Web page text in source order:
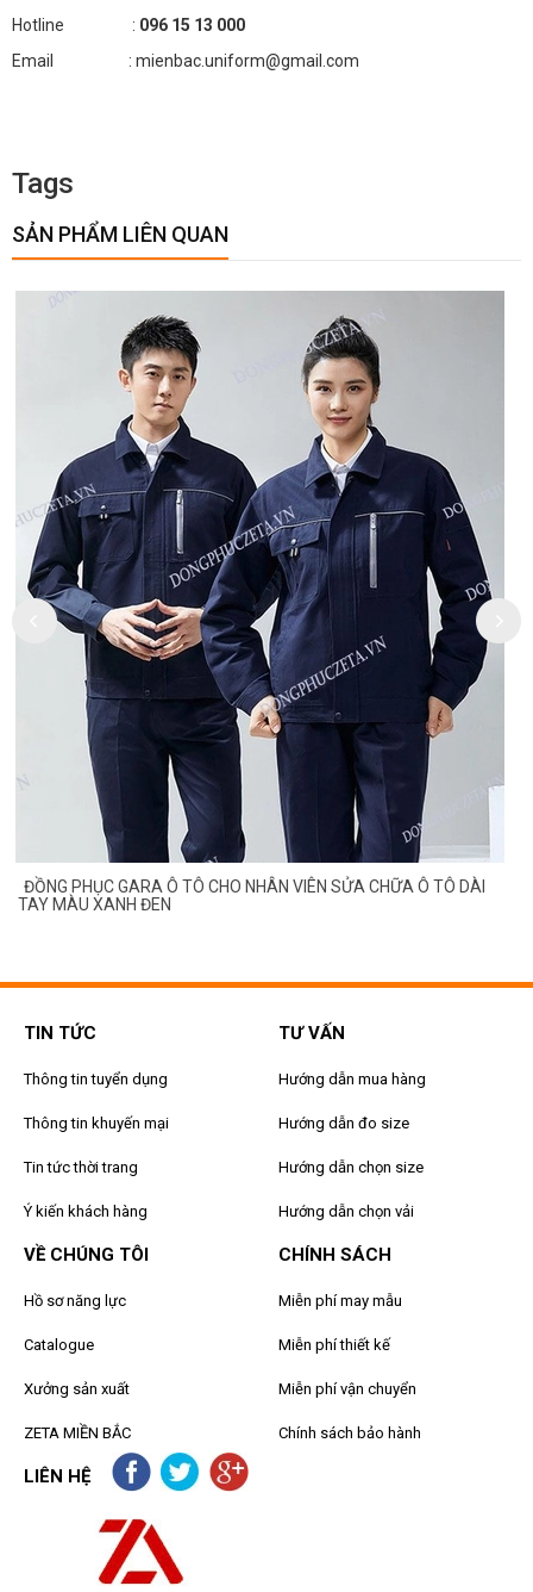
Hotline : 096 15 13 000
Email : mienbac.uniform@gmail.com
Tags
SẢN PHẨM LIÊN QUAN
ĐỒNG PHỤC GARA Ô TÔ CHO NHÂN VIÊN SỬA CHỮA Ô TÔ DÀI
TAY MÀU XANH ĐEN
TIN TỨC
Thông tin tuyển dụng
Thông tin khuyến mại
Tin tức thời trang
Ý kiến khách hàng
TƯ VẤN
Hướng dẫn mua hàng
Hướng dẫn đo size
Hướng dẫn chọn size
Hướng dẫn chọn vải
VỀ CHÚNG TÔI
Hồ sơ năng lực
Catalogue
Xưởng sản xuất
ZETA MIỀN BẮC
CHÍNH SÁCH
Miễn phí may mẫu
Miễn phí thiết kế
Miễn phí vận chuyển
Chính sách bảo hành
LIÊN HỆ